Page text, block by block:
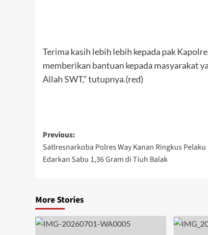
Terima kasih lebih lebih kepada pak
memberikan bantuan kepada masyarakat
Allah SWT,” tutupnya.(red)
Post
navigation
Previous:
Satlresnarkoba Polres Way Kanan Ringkus Pelaku
Edarkan Sabu 1,36 Gram di Tiuh Balak
More Stories